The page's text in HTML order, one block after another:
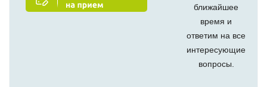
ближайшее
время и
ответим на все
интересующие
вопросы.